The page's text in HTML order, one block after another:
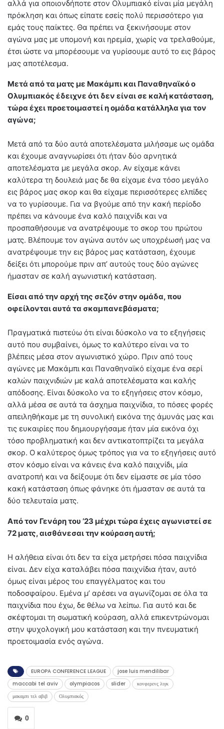
αλλά για οποιονδήποτε στον Ολυμπιακό είναι μία μεγάλη
πρόκληση και όπως είπατε εσείς πολύ περισσότερο για
εμάς τους παίκτες. Θα πρέπει να ξεκινήσουμε στον
αγώνα μας με υπομονή και ηρεμία, χωρίς να τρελαθούμε,
έτσι ώστε να μπορέσουμε να γυρίσουμε αυτό το εις βάρος
μας αποτέλεσμα.
Μετά από τα ματς με Μακάμπι και Παναθηναϊκό ο
Ολυμπιακός έδειχνε ότι δεν είναι σε καλή κατάσταση,
τώρα έχει προετοιμαστεί η ομάδα κατάλληλα για τον
αγώνα;
Μετά από τα δύο αυτά αποτελέσματα μιλήσαμε ως ομάδα
και έχουμε αναγνωρίσει ότι ήταν δύο αρνητικά
αποτελέσματα με μεγάλα σκορ. Αν είχαμε κάνει
καλύτερα τη δουλειά μας δε θα είχαμε ένα τόσο μεγάλο
εις βάρος μας σκορ και θα είχαμε περισσότερες ελπίδες
να το γυρίσουμε. Για να βγούμε από την κακή περίοδο
πρέπει να κάνουμε ένα καλό παιχνίδι και να
προσπαθήσουμε να ανατρέψουμε το σκορ του πρώτου
ματς. Βλέπουμε τον αγώνα αυτόν ως υποχρέωσή μας να
ανατρέψουμε την εις βάρος μας κατάσταση, έχουμε
δείξει ότι μπορούμε πριν απ’ αυτούς τους δύο αγώνες
ήμασταν σε καλή αγωνιστική κατάσταση.
Είσαι από την αρχή της σεζόν στην ομάδα, που
οφείλονται αυτά τα σκαμπανεβάσματα;
Πραγματικά πιστεύω ότι είναι δύσκολο να το εξηγήσεις
αυτό που συμβαίνει, όμως το καλύτερο είναι να το
βλέπεις μέσα στον αγωνιστικό χώρο. Πριν από τους
αγώνες με Μακάμπι και Παναθηναϊκό είχαμε ένα σερί
καλών παιχνιδιών με καλά αποτελέσματα και καλής
απόδοσης. Είναι δύσκολο να το εξηγήσεις στον κόσμο,
αλλά μέσα σε αυτά τα άσχημα παιχνίδια, το πόσες φορές
απειληθήκαμε με τη συνολική εικόνα της άμυνάς μας και
τις ευκαιρίες που δημιουργήσαμε ήταν μία εικόνα όχι
τόσο προβληματική και δεν αντικατοπτρίζει τα μεγάλα
σκορ. Ο καλύτερος όμως τρόπος για να το εξηγήσεις αυτό
στον κόσμο είναι να κάνεις ένα καλό παιχνίδι, μία
ανατροπή και να δείξουμε ότι δεν είμαστε σε μία τόσο
κακή κατάσταση όπως φάνηκε ότι ήμασταν σε αυτά τα
δύο τελευταία ματς.
Από τον Γενάρη του ’23 μέχρι τώρα έχεις αγωνιστεί σε
72 ματς, αισθάνεσαι την κούραση αυτή;
Η αλήθεια είναι ότι δεν τα είχα μετρήσει πόσα παιχνίδια
είναι. Δεν είχα καταλάβει πόσα παιχνίδια ήταν, αυτό
όμως είναι μέρος του επαγγέλματος και του
ποδοσφαίρου. Εμένα μ’ αρέσει να αγωνίζομαι σε όλα τα
παιχνίδια που έχω, δε θέλω να λείπω. Για αυτό και δε
σκέφτομαι τη σωματική κούραση, αλλά επικεντρώνομαι
στην ψυχολογική μου κατάσταση και την πνευματική
προετοιμασία ενός αγώνα.
EUROPA CONFERENCE LEAGUE
jose luis mendilibar
maccabi tel aviv
olympiacos slider
κονφερενς λιγκ
μακαμπι τελ αβιβ
Ολυμπιακός
0